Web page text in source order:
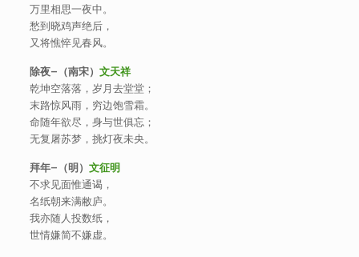
万里相思一夜中。
愁到晓鸡声绝后，
又将憔悴见春风。
除夜– （南宋） 文天祥
乾坤空落落，岁月去堂堂；
末路惊风雨，穷边饱雪霜。
命随年欲尽，身与世俱忘；
无复屠苏梦，挑灯夜未央。
拜年– （明） 文征明
不求见面惟通谒，
名纸朝来满敝庐。
我亦随人投数纸，
世情嫌简不嫌虚。